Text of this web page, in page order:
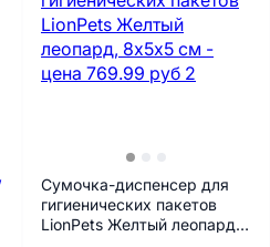
Сумочка-диспенсер для
гигиенических пакетов
LionPets Желтый леопард,